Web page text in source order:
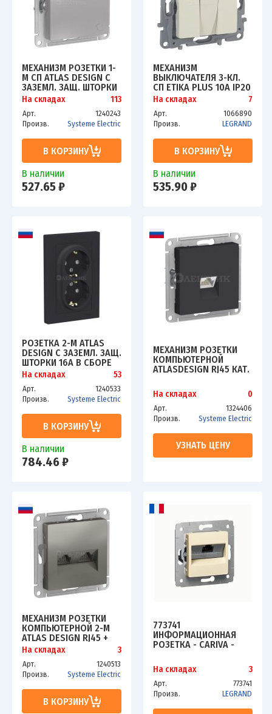
МЕХАНИЗМ РОЗЕТКИ 1-
М СП ATLAS DESIGN С
ЗАЗЕМЛ. ЗАЩ. ШТОРКИ
С КРЫШКОЙ 16А IP20
АЛЮМ. SCHE
ATN000346
На складах 113
Арт.
1240243
Произв.
Systeme Electric
В КОРЗИНУ
В наличии
527.65 ₽
МЕХАНИЗМ
ВЫКЛЮЧАТЕЛЯ 3-КЛ.
СП ETIKA PLUS 10А IP20
250В 10AX ВИНТ.
ЗАЖИМЫ СЛ. КОСТЬ
LEG 672313
На складах 7
Арт.
1066890
Произв.
LEGRAND
В КОРЗИНУ
В наличии
535.90 ₽
РОЗЕТКА 2-М ATLAS
DESIGN С ЗАЗЕМЛ. ЗАЩ.
ШТОРКИ 16А В СБОРЕ
КАРБОН SCHE
ATN001026
На складах 53
Арт.
1240533
Произв.
Systeme Electric
В КОРЗИНУ
В наличии
784.46 ₽
МЕХАНИЗМ РОЗЕТКИ
КОМПЬЮТЕРНОЙ
ATLASDESIGN RJ45 КАТ.
ATN001086
На складах 0
Арт.
1324406
Произв.
Systeme Electric
УЗНАТЬ ЦЕНУ
МЕХАНИЗМ РОЗЕТКИ
КОМПЬЮТЕРНОЙ 2-М
ATLAS DESIGN RJ45 +
RJ45 КАТ.5E СТАЛЬ
SCHE ATN000985
На складах 3
Арт.
1240513
Произв.
Systeme Electric
В КОРЗИНУ
773741
ИНФОРМАЦИОННАЯ
РОЗЕТКА - CARIVA -
UTP - СЛОНОВАЯ
КОСТЬ
На складах 3
Арт.
773741
Произв.
LEGRAND